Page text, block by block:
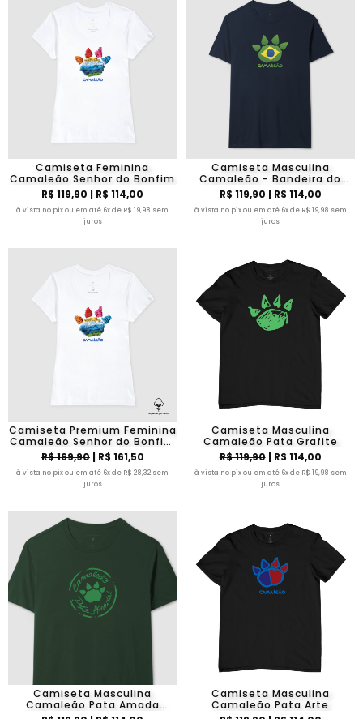
Camiseta Feminina
Camaleão Senhor do Bonfim
R$ 119,90| R$ 114,00
à vista no pix ou em até 6x de R$ 19,98 sem
juros
Camiseta Masculina
Camaleão - Bandeira do
Brasil
R$ 119,90| R$ 114,00
à vista no pix ou em até 6x de R$ 19,98 sem
juros
Camiseta Premium Feminina
Camaleão Senhor do Bonfim
- Algodão Pima
R$ 169,90| R$ 161,50
à vista no pix ou em até 6x de R$ 28,32 sem
juros
Camiseta Masculina
Camaleão Pata Grafite
R$ 119,90| R$ 114,00
à vista no pix ou em até 6x de R$ 19,98 sem
juros
Camiseta Masculina
Camaleão Pata Amada
Brasão
Camiseta Masculina
Camaleão Pata Arte